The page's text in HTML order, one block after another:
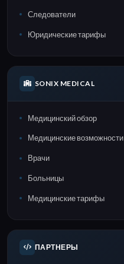
Следователи
Юридические тарифы
SONIX MEDICAL
Медицинский обзор
Медицинские возможности
Врачи
Больницы
Медицинские тарифы
ПАРТНЕРЫ